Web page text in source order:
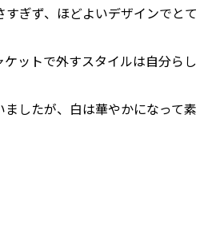
ぎず、ほどよいデザインでとて
ットで外すスタイルは自分らし
したが、白は華やかになって素